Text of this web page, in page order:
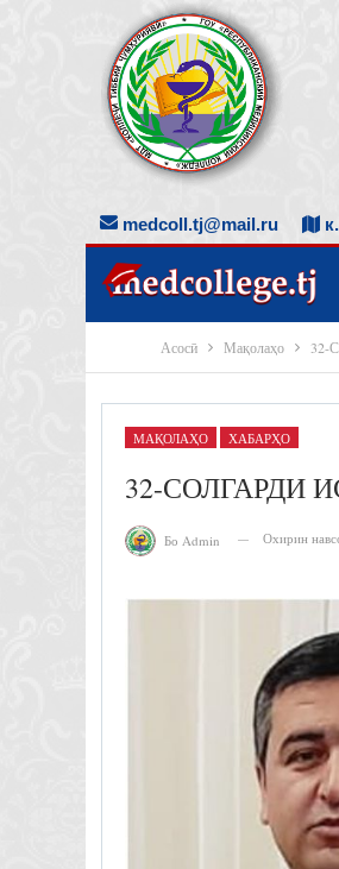
medcoll.tj@mail.ru
Асосӣ Мақолаҳо
МАҚОЛАҲО ХАБАРҲО
32-СОЛГАРДИ
Бо Admin Охирин